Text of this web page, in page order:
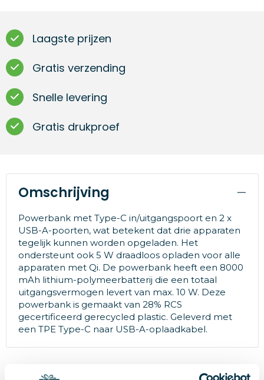
Laagste prijzen
Gratis verzending
Snelle levering
Gratis drukproef
Omschrijving
Powerbank met Type-C in/uitgangspoort en 2 x
USB-A-poorten, wat betekent dat drie apparaten
tegelijk kunnen worden opgeladen. Het
ondersteunt ook 5 W draadloos opladen voor alle
apparaten met Qi. De powerbank heeft een 8000
mAh lithium-polymeerbatterij die een totaal
uitgangsvermogen levert van max. 10 W. Deze
powerbank is gemaakt van 28% RCS
gecertificeerd gerecycled plastic. Geleverd met
een TPE Type-C naar USB-A-oplaadkabel.